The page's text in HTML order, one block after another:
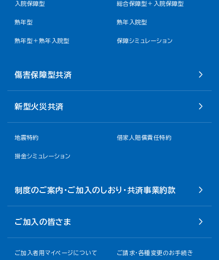
入院保障型 総合保障型＋入院保障型
熟年型 熟年入院型
熟年型＋熟年入院型 保障シミュレーション
傷害保障型共済
新型火災共済
地震特約 借家人賠償責任特約
掛金シミュレーション
制度のご案内・ご加入のしおり・共済事業約款
ご加入の皆さま
ご加入者用マイページについて ご請求・各種変更のお手続き